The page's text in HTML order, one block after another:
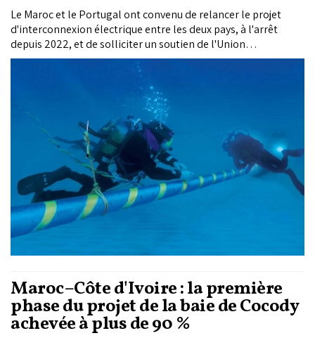
Le Maroc et le Portugal ont convenu de relancer le projet
d'interconnexion électrique entre les deux pays, à l'arrêt
depuis 2022, et de solliciter un soutien de l'Union
européenne afin de contribuer au financement de ce projet
Maroc–Côte d'Ivoire : la première
phase du projet de la baie de Cocody
achevée à plus de 90 %